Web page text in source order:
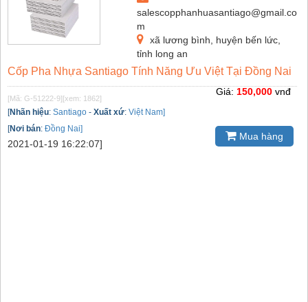
salescopphanhuasantiago@gmail.co
m
xã lương bình, huyện bến lức,
tỉnh long an
Cốp Pha Nhựa Santiago Tính Năng Ưu Việt Tại Đồng Nai
[Mã: G-51222-9] [xem: 1862]
[Nhãn hiệu: Santiago - Xuất xứ: Việt Nam]
[Nơi bán: Đồng Nai]
2021-01-19 16:22:07]
Giá: 150,000 vnđ
Mua hàng